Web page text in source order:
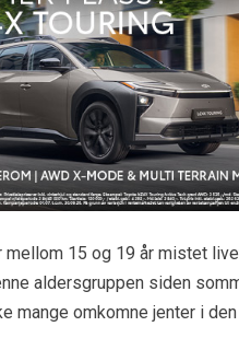
mellom 15 og 19 år mistet
aldersgruppen siden
mange omkomne jenter i den